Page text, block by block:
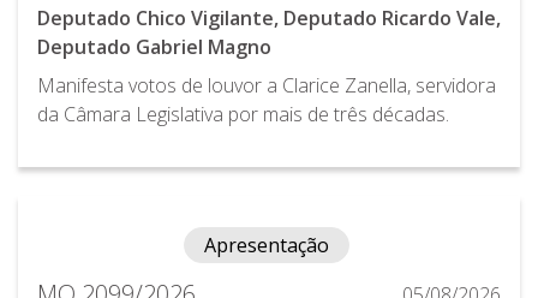
Deputado Chico Vigilante, Deputado Ricardo Vale,
Deputado Gabriel Magno
Manifesta votos de louvor a Clarice Zanella, servidora
da Câmara Legislativa por mais de três décadas.
Apresentação